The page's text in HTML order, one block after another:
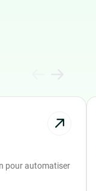
pour automatiser